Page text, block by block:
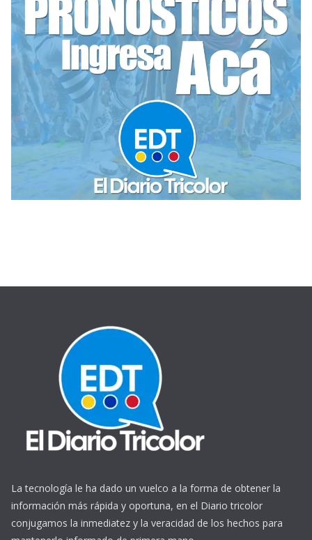
La tecnología le ha dado un vuelco a la forma de obtener la
información más rápida y oportuna, en el Diario tricolor
conjugamos la inmediatez y la veracidad de los hechos para